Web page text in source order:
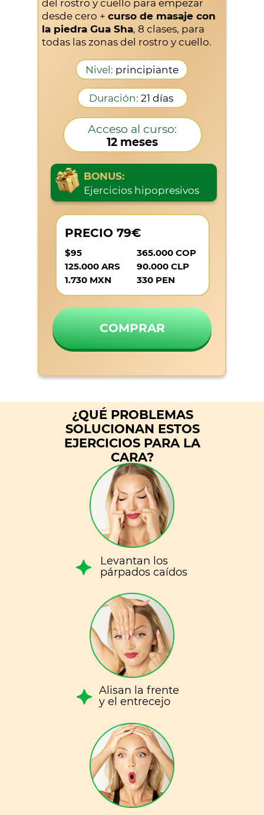
365.000 COP
90.000 CLP
330 PEN
$95
125.000 ARS
1.730 MXN
PRECIO 79€
Acceso al curso:
12 meses
Duración: 21 días
Nivel: principiante
del rostro y cuello para empezar
desde cero + curso de masaje con
la piedra Gua Sha, 8 clases, para
todas las zonas del rostro y cuello.
COMPRAR
Ejercicios hipopresivos
BONUS:
¿QUÉ PROBLEMAS
SOLUCIONAN ESTOS
EJERCICIOS PARA LA
CARA?
Levantan los
párpados caídos
Alisan la frente
y el entrecejo